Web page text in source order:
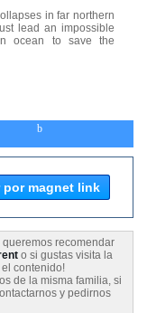
in far northern
lead an impossible
ocean to save the
por magnet link
queremos recomendar
o si gustas visita la
contenido!
de la misma familia, si
y pedirnos